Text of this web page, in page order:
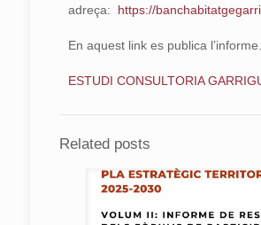
adreça: https://
En aquest link es publica l’informe.
ESTUDI CONSULTORIA
Related posts